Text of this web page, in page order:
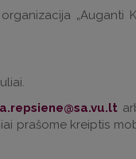
„Auganti
prašome kreiptis